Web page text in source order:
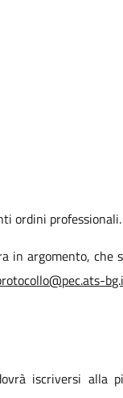
ordini professionali.
in argomento,
iscriversi alla